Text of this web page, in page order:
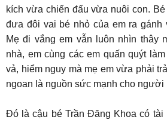
kích vừa chiến đấu vừa nuôi con.
đưa đôi vai bé nhỏ của em ra gánh
Mẹ đi vắng em vẫn luôn nhìn thây
nhà, em cùng các em quấn quýt
vả, hiểm nguy mà mẹ em vừa phải
ngoan là nguồn sức mạnh cho người
Đó là cậu bé Trần Đăng Khoa có tài